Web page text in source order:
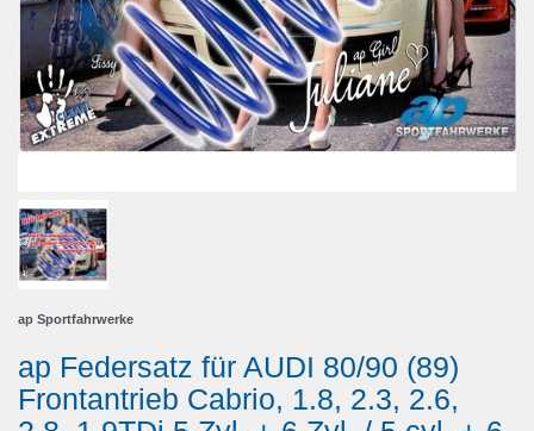
ap Sportfahrwerke
ap Federsatz für AUDI 80/90 (89)
Frontantrieb Cabrio, 1.8, 2.3, 2.6,